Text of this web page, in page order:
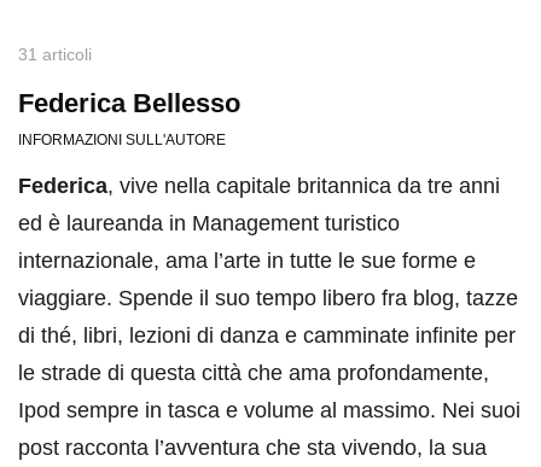
31 articoli
Federica Bellesso
INFORMAZIONI SULL'AUTORE
Federica, vive nella capitale britannica da tre anni
ed è laureanda in Management turistico
internazionale, ama l’arte in tutte le sue forme e
viaggiare. Spende il suo tempo libero fra blog, tazze
di thé, libri, lezioni di danza e camminate infinite per
le strade di questa città che ama profondamente,
Ipod sempre in tasca e volume al massimo. Nei suoi
post racconta l’avventura che sta vivendo, la sua